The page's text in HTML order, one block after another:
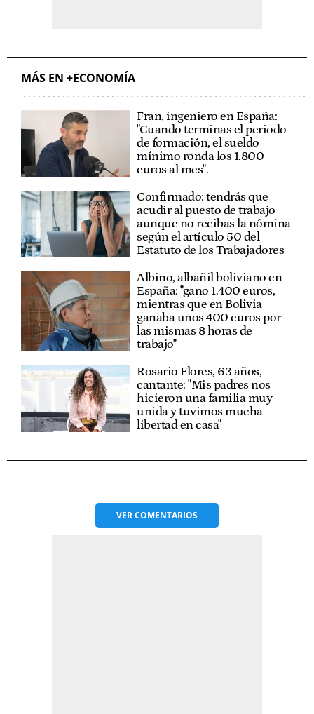
MÁS EN +ECONOMÍA
Fran, ingeniero en España:
"Cuando terminas el periodo
de formación, el sueldo
mínimo ronda los 1.800
euros al mes".
Confirmado: tendrás que
acudir al puesto de trabajo
aunque no recibas la nómina
según el artículo 50 del
Estatuto de los Trabajadores
Albino, albañil boliviano en
España: "gano 1.400 euros,
mientras que en Bolivia
ganaba unos 400 euros por
las mismas 8 horas de
trabajo"
Rosario Flores, 63 años,
cantante: "Mis padres nos
hicieron una familia muy
unida y tuvimos mucha
libertad en casa"
VERCOMENTARIOS